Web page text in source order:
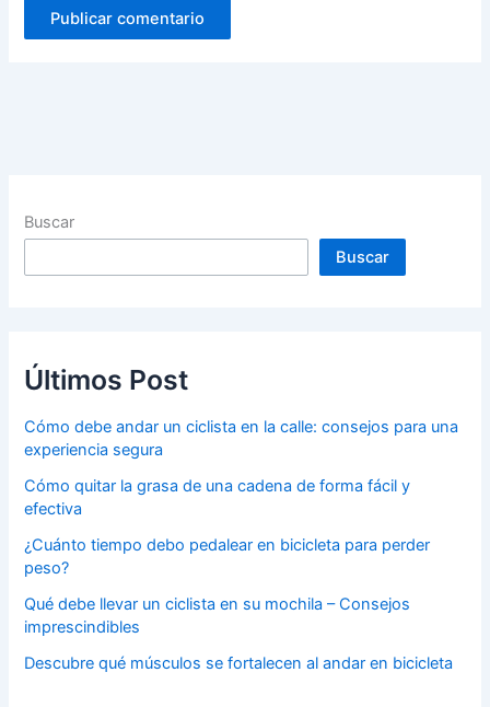
Buscar
Buscar
Últimos Post
Cómo debe andar un ciclista en la calle: consejos para una
experiencia segura
Cómo quitar la grasa de una cadena de forma fácil y
efectiva
¿Cuánto tiempo debo pedalear en bicicleta para perder
peso?
Qué debe llevar un ciclista en su mochila – Consejos
imprescindibles
Descubre qué músculos se fortalecen al andar en bicicleta